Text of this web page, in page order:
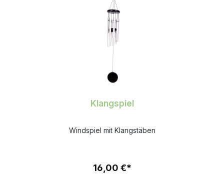
Klangspiel
Windspiel mit Klangstäben
16,00 €*